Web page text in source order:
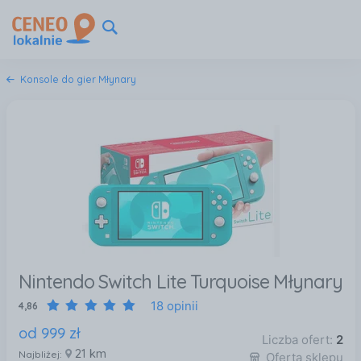
Konsole do gier Młynary
Nintendo Switch Lite Turquoise Młynary
4,86 18 opinii
od 999 zł
Najbliżej: 21 km
Liczba ofert: 2
Oferta sklepu